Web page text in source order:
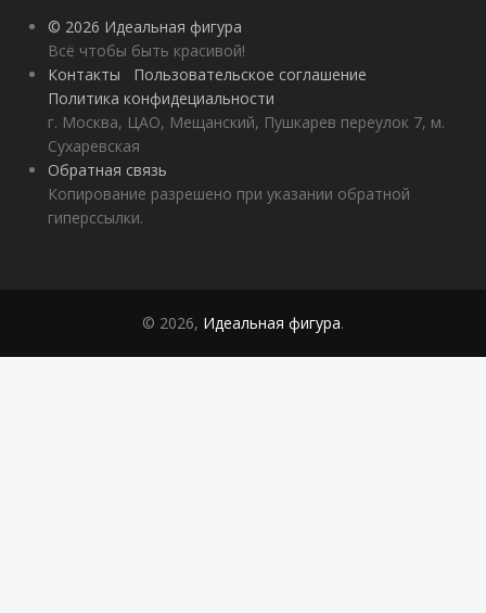
© 2026 Идеальная фигура
Всё чтобы быть красивой!
Контакты
Пользовательское соглашение
Политика конфидециальности
г. Москва, ЦАО, Мещанский, Пушкарев переулок 7, м.
Сухаревская
Обратная связь
Копирование разрешено при указании обратной
гиперссылки.
© 2026, Идеальная фигура.